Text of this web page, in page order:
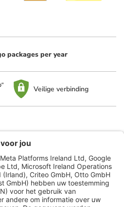
packages per year
Veilige verbinding